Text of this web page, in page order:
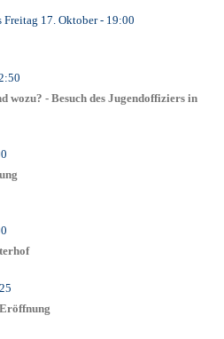
Freitag 17. Oktober- 19:00
wozu? - Besuch des Jugendoffiziers in